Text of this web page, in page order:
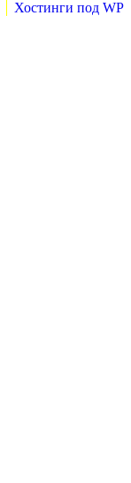
Хостинги под WP